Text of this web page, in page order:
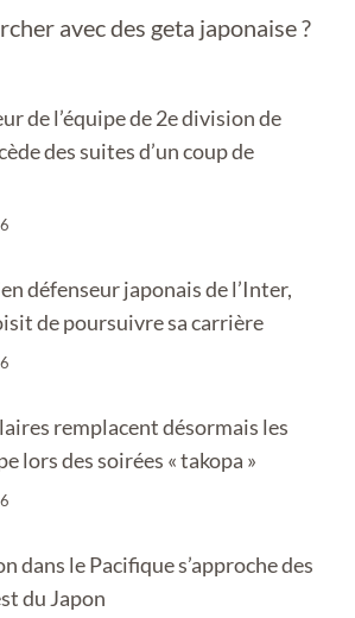
avec des geta japonaise ?
de l’équipe de 2e division de
des suites d’un coup de
défenseur japonais de l’Inter,
de poursuivre sa carrière
remplacent désormais les
lors des soirées « takopa »
dans le Pacifique s’approche des
du Japon